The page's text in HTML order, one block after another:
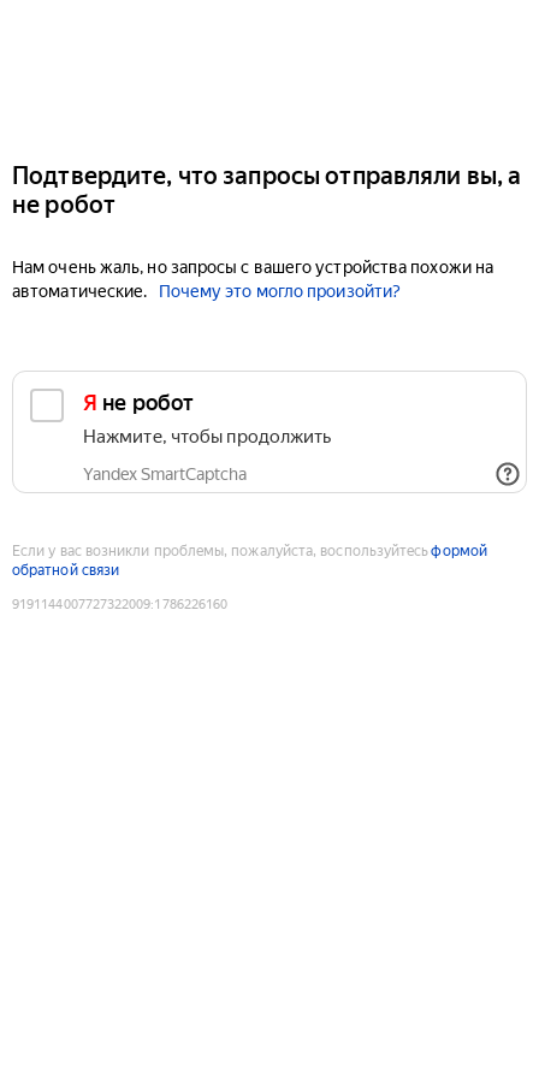
Подтвердите, что запросы отправляли вы, а
не робот
Нам очень жаль, но запросы с вашего устройства похожи на
автоматические.
Почему это могло произойти?
Я не робот
Нажмите, чтобы продолжить
Yandex SmartCaptcha
Если у вас возникли проблемы, пожалуйста, воспользуйтесьформой
обратной связи
9191144007727322009:1786226160